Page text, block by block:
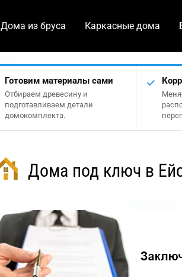
Дома из бруса Каркасные дома
Готовим материалы сами
Отбираем древесину и
подготавливаем детали
домокомплекта.
Дома под ключ в